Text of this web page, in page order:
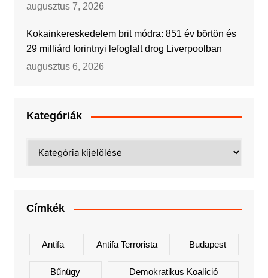
augusztus 7, 2026
Kokainkereskedelem brit módra: 851 év börtön és
29 milliárd forintnyi lefoglalt drog Liverpoolban
augusztus 6, 2026
Kategóriák
Címkék
Antifa Antifa Terrorista Budapest
Bűnügy Demokratikus Koalíció